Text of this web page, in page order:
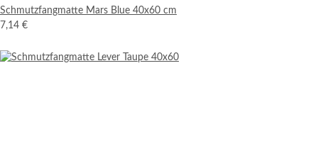
Schmutzfangmatte Mars Blue 40x60 cm
7,14 €